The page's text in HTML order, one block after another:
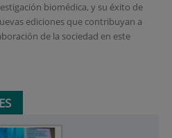
biomédica, y su éxito de
ediciones que contribuyan a
de la sociedad en este